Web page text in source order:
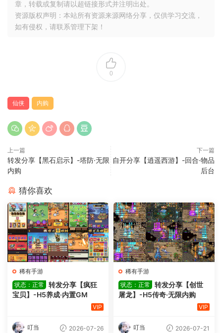
章，转载或复制请以超链接形式并注明出处。
资源版权声明：本站所有资源来源网络分享，仅供学习交流，
如有侵权，请联系管理下架！
0
仙侠 内购
上一篇
转发分享【黑石启示】-塔防·无限
内购
下一篇
自开分享【逍遥西游】-回合·物品
后台
猜你喜欢
稀有手游
状态：正常
转发分享【疯狂
宝贝】-H5养成·内置GM
VIP
叮当 2026-07-26
稀有手游
状态：正常
转发分享【创世
屠龙】-H5传奇·无限内购
VIP
叮当 2026-07-21